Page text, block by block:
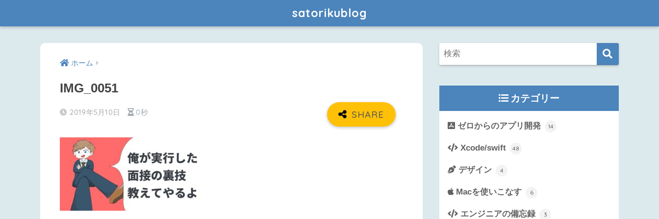
satorikublog
ホーム
IMG_0051
2019年5月10日 0秒
カテゴリー
ゼロからのアプリ開発 14
Xcode/swift 48
デザイン 4
Macを使いこなす 6
エンジニアの備忘録 3